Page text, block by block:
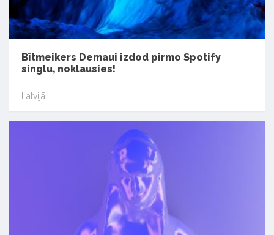
Bītmeikers Demaui izdod pirmo Spotify
singlu, noklausies!
Latvijā